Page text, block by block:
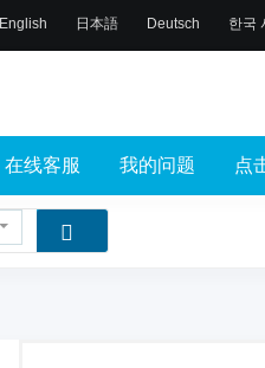
English 日本語 Deutsch 한국
在线客服 我的问题 点